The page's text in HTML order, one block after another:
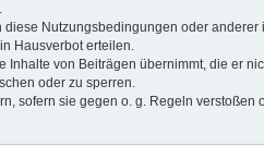
Nutzungsbedingungen oder
Hausverbot erteilen.
von Beiträgen übernimmt, die er
oder zu sperren.
sofern sie gegen o. g. Regeln